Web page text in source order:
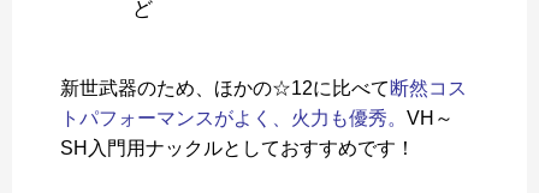
ど
新世武器のため、ほかの☆12に比べて 断然コス
トパフォーマンスがよく、火力も優秀。 VH～
SH入門用ナックルとしておすすめです！